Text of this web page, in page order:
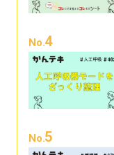
No.4
No.5